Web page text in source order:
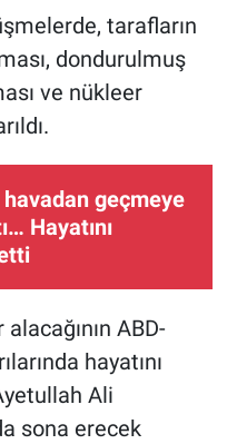
tarafların
dondurulmuş
ve nükleer
havadan geçmeye
Hayatını
ABD-
hayatını
Ali
sona erecek